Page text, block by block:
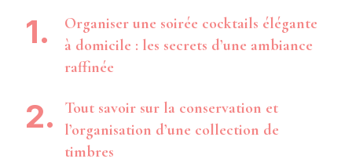
Organiser une soirée cocktails élégante
à domicile : les secrets d’une ambiance
raffinée
Tout savoir sur la conservation et
l’organisation d’une collection de
timbres